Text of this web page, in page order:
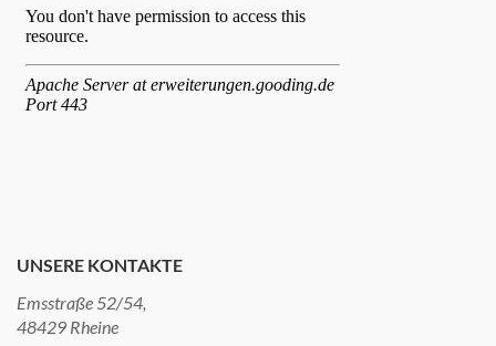
UNSERE KONTAKTE
Emsstraße 52/54,
48429 Rheine